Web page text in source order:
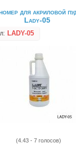
исключительно
применения.
пудрой как
так и других брендов.
для акриловой
Lady-05
: LADY-05
(4.43 - 7 голосов)